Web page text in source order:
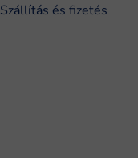
Szállítás és fizetés